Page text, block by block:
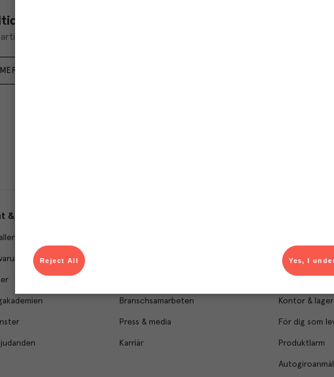
och ta del av aktuella kampanjer. Du som är Menigo-
& tjänster
Branschsamarbeten
Press & media
Karriär
Kundservice
Kontor & lager
För dig som
Produktlarm
Yes, I
Reject All